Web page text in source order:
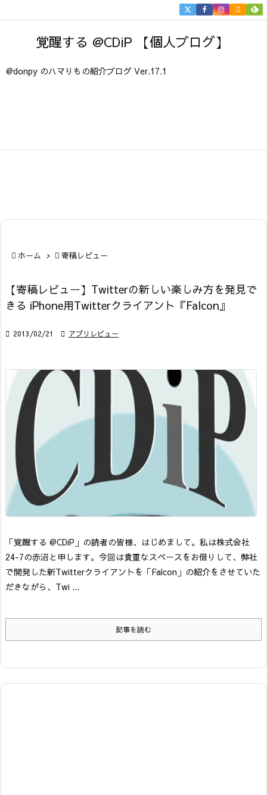
覚醒する @CDiP 【個人ブログ】
@donpy のハマりもの紹介ブログ Ver.17.1


 ホーム >  寄稿レビュー
【寄稿レビュー】Twitterの新しい楽しみ方を発見で
きる iPhone用Twitterクライアント『Falcon』
 2013/02/21  アプリレビュー
「覚醒する @CDiP」の読者の皆様、はじめまして。私は株式会社
24-7の赤沼と申します。 今回は貴重なスペースをお借りして、弊社
で開発した新Twitterクライアントを「Falcon」の紹介をさせていた
だきながら、Twi ...
記事を読む